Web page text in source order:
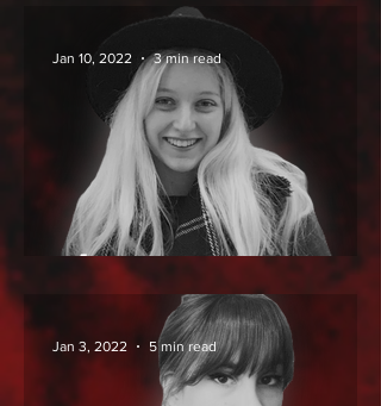
KÁNON-MUSTRA
Jan 10, 2022 3 min read
Jan 3, 2022 5 min read